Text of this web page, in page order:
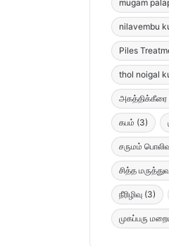
mugam
nilavembu
Piles
thol noigal
அகத்திக்கீரை
கபம் (3)
சருமம்
சித்த
நீரிழிவு (3)
முகப்பரு